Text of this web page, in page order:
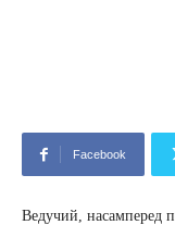
Facebook
Ведучий, насамперед